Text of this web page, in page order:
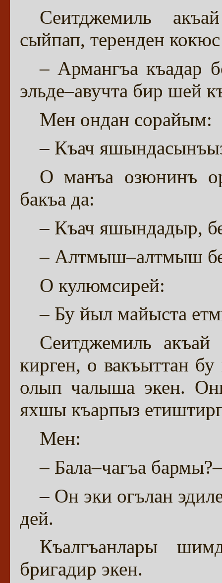
Сеитджемиль
сыйпап, теренден
– Армангъа къадар
эльде–авучта бир шей
Мен ондан сорайым:
– Къач
О манъа озюнинъ
бакъа да:
– Къач яшындадыр,
– Алтмыш–алтмыш
О кулюмсирей:
– Бу йыл майыста
Сеитджемиль акъай
кирген, о вакъыттан
олып чалыша экен.
яхшы къарпыз
Мен:
– Бала–чагъа
– Он эки огълан
дей.
Къалгъанлары
бригадир экен.